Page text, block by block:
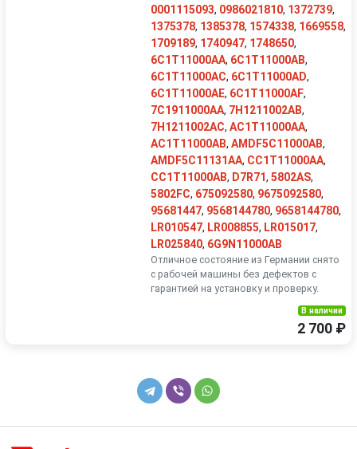
0001115093, 0986021810, 1372739,
1375378, 1385378, 1574338, 1669558,
1709189, 1740947, 1748650,
6C1T11000AA, 6C1T11000AB,
6C1T11000AC, 6C1T11000AD,
6C1T11000AE, 6C1T11000AF,
7C1911000AA, 7H1211002AB,
7H1211002AC, AC1T11000AA,
AC1T11000AB, AMDF5C11000AB,
AMDF5C11131AA, CC1T11000AA,
CC1T11000AB, D7R71, 5802AS,
5802FC, 675092580, 9675092580,
95681447, 9568144780, 9658144780,
LR010547, LR008855, LR015017,
LR025840, 6G9N11000AB
Отличное состояние из Германии снято
с рабочей машины без дефектов с
гарантией на установку и проверку.
В наличии
2 700 ₽